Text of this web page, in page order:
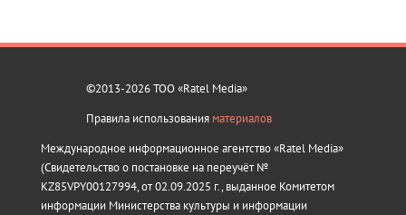
©2013-2026 ТОО «Ratel Media»
Правила использования материалов
Международное информационное агентство «Ratel Media»
(Свидетельство о постановке на переучёт №
KZ85VPY00127994, от 02.09.2025 г., выданное Комитетом
информации Министерства культуры и информации